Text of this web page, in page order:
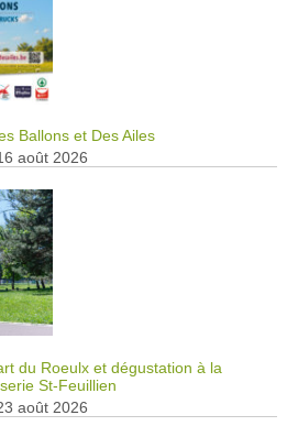
Ballons et Des Ailes
août 2026
du Roeulx et dégustation à la
St-Feuillien
août 2026